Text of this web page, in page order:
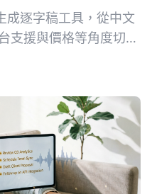
成逐字稿工具，從中文
支援與價格等角度切